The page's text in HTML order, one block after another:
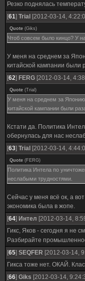
Резко поднялась
[61] Trial [2012-03-14,
Quote (Giks)
Чтоб совсем было кинцо? У
У меня на среднем за
китайской кампании были
[62] FERG [2012-03-14,
Quote (Trial )
У меня на среднем за
китайской кампании были
Кстати да. Политика
обернулась для нас
[63] Trial [2012-03-14,
Quote (FERG)
Политика Интела по
неслабыми трудностями.
Сейчас у меня всё ок, а
экономика была в жопе.
[64] Интел [2012-03-14,
Гикс, Яков - сегодня я не
Разбирайте
[65] SEQFER [2012-03-14,
Гикса тоже нет. ОКАЙ.
[66] Giks [2012-03-14,